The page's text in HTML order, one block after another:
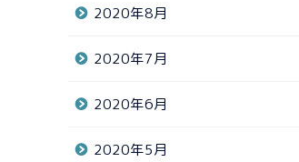
2020年8月
2020年7月
2020年6月
2020年5月